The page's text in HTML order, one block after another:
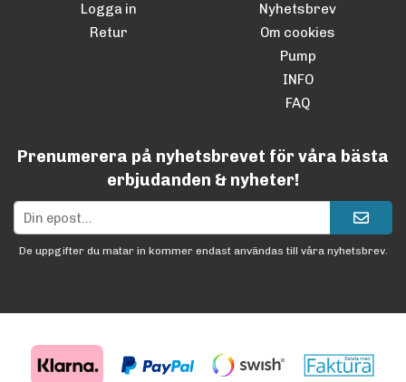
Logga in
Retur
Nyhetsbrev
Om cookies
Pump
INFO
FAQ
Prenumerera på nyhetsbrevet för våra bästa
erbjudanden & nyheter!
De uppgifter du matar in kommer endast användas till våra nyhetsbrev.